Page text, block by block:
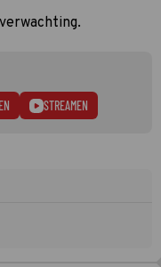
STREAMEN